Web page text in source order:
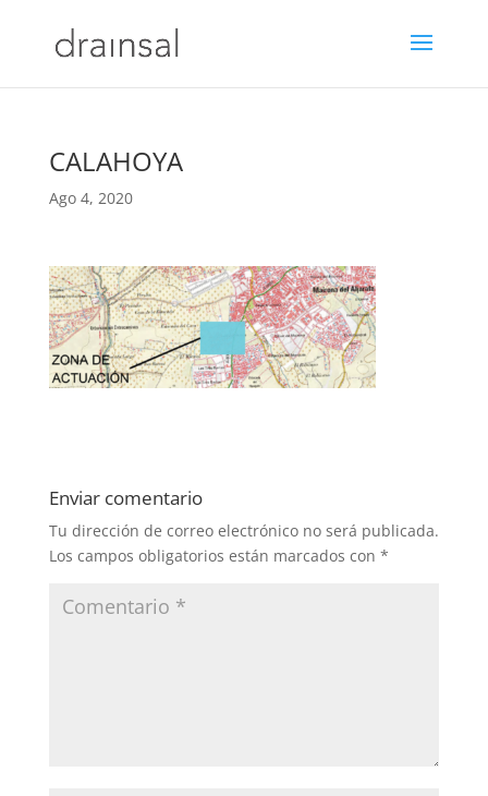
CALAHOYA
Ago 4, 2020
Enviar comentario
Tu dirección de correo electrónico no será publicada.
Los campos obligatorios están marcados con *